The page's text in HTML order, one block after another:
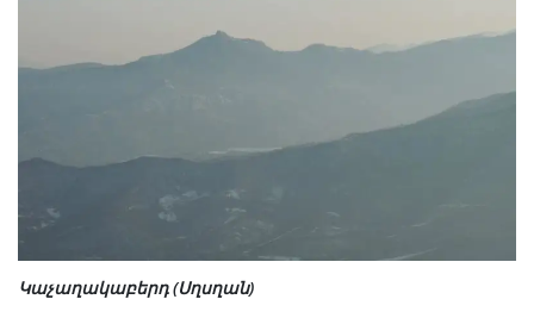
Կաչաղակաբերդ (Սղսղան)